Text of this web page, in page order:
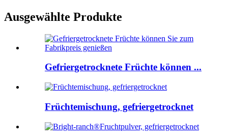
Ausgewählte Produkte
Gefriergetrocknete Früchte können ...
Früchtemischung, gefriergetrocknet